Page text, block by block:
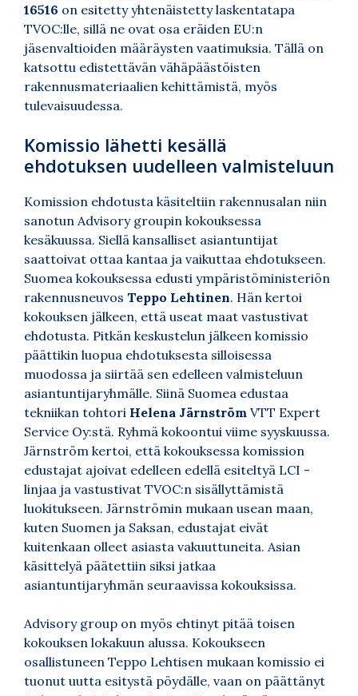
16516 on esitetty yhtenäistetty laskentatapa
TVOC:lle, sillä ne ovat osa eräiden EU:n
jäsenvaltioiden määräysten vaatimuksia. Tällä on
katsottu edistettävän vähäpäästöisten
rakennusmateriaalien kehittämistä, myös
tulevaisuudessa.
Komissio lähetti kesällä
ehdotuksen uudelleen valmisteluun
Komission ehdotusta käsiteltiin rakennusalan niin
sanotun Advisory groupin kokouksessa
kesäkuussa. Siellä kansalliset asiantuntijat
saattoivat ottaa kantaa ja vaikuttaa ehdotukseen.
Suomea kokouksessa edusti ympäristöministeriön
rakennusneuvos Teppo Lehtinen. Hän kertoi
kokouksen jälkeen, että useat maat vastustivat
ehdotusta. Pitkän keskustelun jälkeen komissio
päättikin luopua ehdotuksesta silloisessa
muodossa ja siirtää sen edelleen valmisteluun
asiantuntijaryhmälle. Siinä Suomea edustaa
tekniikan tohtori Helena Järnström VTT Expert
Service Oy:stä. Ryhmä kokoontui viime syyskuussa.
Järnström kertoi, että kokouksessa komission
edustajat ajoivat edelleen edellä esiteltyä LCI -
linjaa ja vastustivat TVOC:n sisällyttämistä
luokitukseen. Järnströmin mukaan usean maan,
kuten Suomen ja Saksan, edustajat eivät
kuitenkaan olleet asiasta vakuuttuneita. Asian
käsittelyä päätettiin siksi jatkaa
asiantuntijaryhmän seuraavissa kokouksissa.
Advisory group on myös ehtinyt pitää toisen
kokouksen lokakuun alussa. Kokoukseen
osallistuneen Teppo Lehtisen mukaan komissio ei
tuonut uutta esitystä pöydälle, vaan on päättänyt